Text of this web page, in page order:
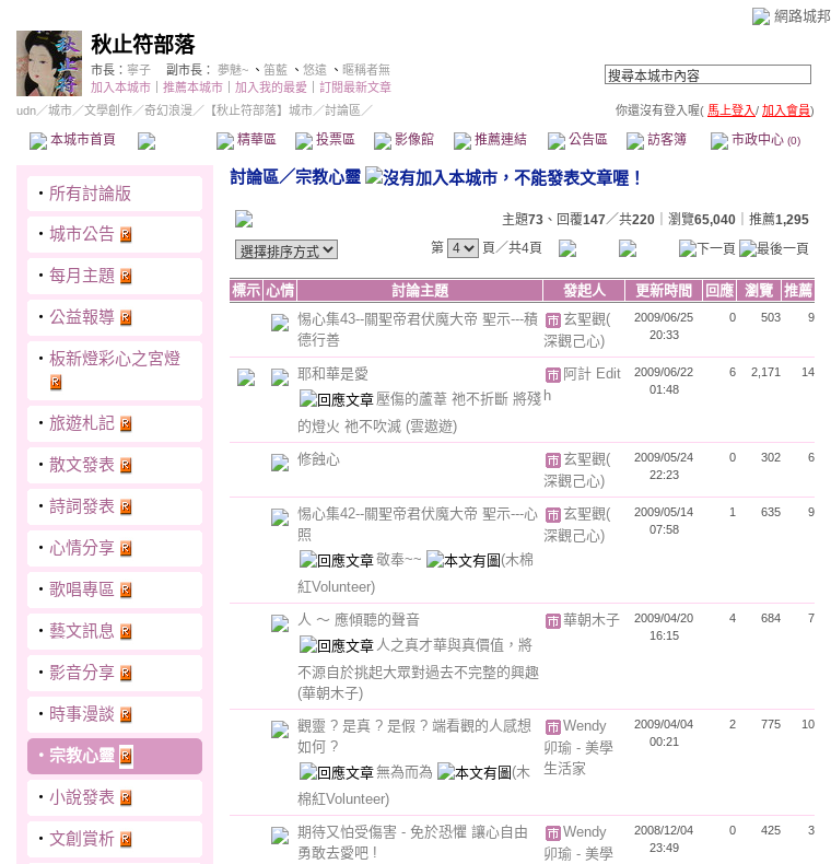
網路城邦
秋止符部落
市長： 寧子 副市長： 夢魅~ 、 笛藍 、 悠遠 、 暱稱者無
加入本城市
推薦本城市 加入我的最愛
訂閱最新文章
udn／城市／文學創作／奇幻浪漫 ／ 【秋止符部落】城市／討論區／ 你還沒有登入喔( 馬上登入/ 加入會員)
本城市首頁 精華區 投票區 影像館 推薦連結 公告區 訪客簿 市政中心 (0)
‧ 所有討論版
‧ 城市公告
‧ 每月主題
‧ 公益報導
‧ 板新燈彩心之宮燈
‧ 旅遊札記
‧ 散文發表
‧ 詩詞發表
‧ 心情分享
‧ 歌唱專區
‧ 藝文訊息
‧ 影音分享
‧ 時事漫談
‧ 宗教心靈
‧ 小說發表
‧ 文創賞析
討論區／宗教心靈
主題73 、回覆147／共220 ｜瀏覽65,040 ｜推薦1,295
第
頁／共4頁
標示 心情 討論主題 發起人 更新時間 回應 瀏覽
推薦
惕心集43--關聖帝君伏魔大帝 聖示---積
德行善
玄聖觀(
深觀己心)
2009/06/25
20:33
0 503 9
耶和華是愛
壓傷的蘆葦 祂不折斷 將殘
的燈火 祂不吹滅 (雲遨遊)
阿計 Edit
h
2009/06/22
01:48
6 2,171 14
修蝕心
玄聖觀(
深觀己心)
2009/05/24
22:23
0 302 6
惕心集42--關聖帝君伏魔大帝 聖示---心
照
敬奉~~
(木棉
紅Volunteer)
玄聖觀(
深觀己心)
2009/05/14
07:58
1 635 9
人 ～ 應傾聽的聲音
人之真才華與真價值，將
不源自於挑起大眾對過去不完整的興趣
(華朝木子)
華朝木子
2009/04/20
16:15
4 684 7
觀靈 ? 是真 ? 是假 ? 端看觀的人感想
如何 ?
無為而為
(木
棉紅Volunteer)
Wendy
卯瑜 - 美學
生活家
2009/04/04
00:21
2 775 10
期待又怕受傷害 - 免於恐懼 讓心自由
勇敢去愛吧 !
Wendy
卯瑜 - 美學
2008/12/04
23:49
0 425 3